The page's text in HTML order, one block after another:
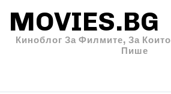
MOVIES.BG
Киноблог За Филмите, За
Пише